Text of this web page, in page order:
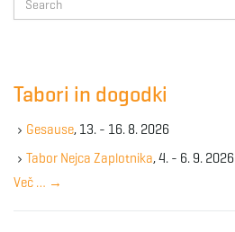
e
e
y
w
r
Tabori in dogodki
Gesause, 13. - 16. 8. 2026
Tabor Nejca Zaplotnika, 4. - 6. 9. 2026
Več … →